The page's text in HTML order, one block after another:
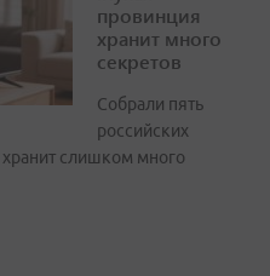
провинция
хранит много
секретов
Собрали пять
российских
хранит слишком много